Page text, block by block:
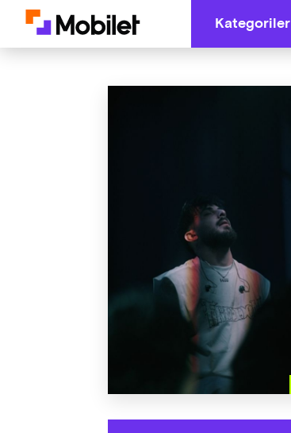
Kategoriler